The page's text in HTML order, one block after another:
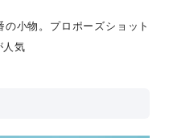
小物。プロポーズショット
人気